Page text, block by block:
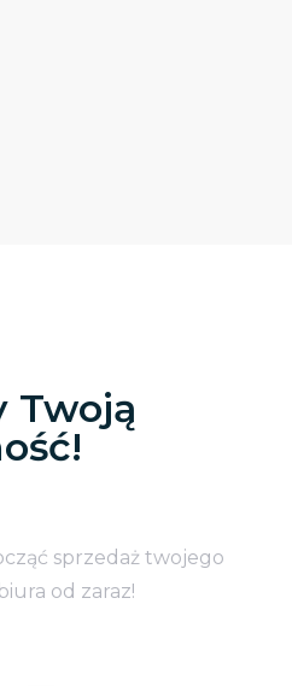
Twoją
sprzedaż twojego
od zaraz!